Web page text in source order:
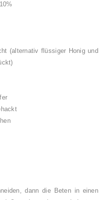
(alternativ flüssiger Honig und
dann die Beten in einen